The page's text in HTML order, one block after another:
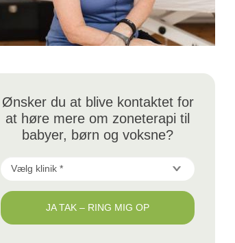
Ønsker du at blive kontaktet for
at høre mere om zoneterapi til
babyer, børn og voksne?
klinik
*
JA TAK – RING MIG OP